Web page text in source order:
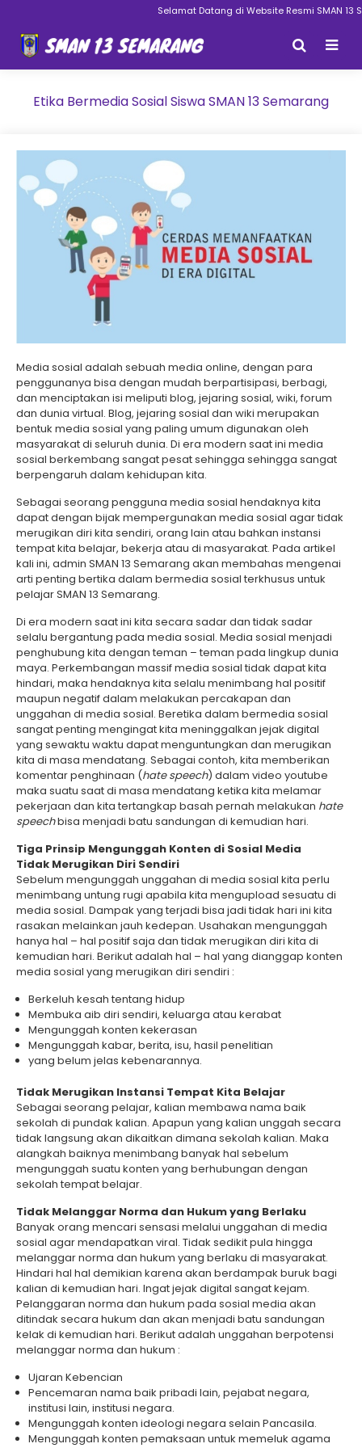
Selamat Datang di Website Resmi SMAN 13
Etika Bermedia Sosial Siswa SMAN 13 Semarang
Media sosial adalah sebuah media online, dengan para
penggunanya bisa dengan mudah berpartisipasi, berbagi,
dan menciptakan isi meliputi blog, jejaring sosial, wiki, forum
dan dunia virtual. Blog, jejaring sosial dan wiki merupakan
bentuk media sosial yang paling umum digunakan oleh
masyarakat di seluruh dunia. Di era modern saat ini media
sosial berkembang sangat pesat sehingga sehingga sangat
berpengaruh dalam kehidupan kita.
Sebagai seorang pengguna media sosial hendaknya kita
dapat dengan bijak mempergunakan media sosial agar tidak
merugikan diri kita sendiri, orang lain atau bahkan instansi
tempat kita belajar, bekerja atau di masyarakat. Pada artikel
kali ini, admin SMAN 13 Semarang akan membahas mengenai
arti penting bertika dalam bermedia sosial terkhusus untuk
pelajar SMAN 13 Semarang.
Di era modern saat ini kita secara sadar dan tidak sadar
selalu bergantung pada media sosial. Media sosial menjadi
penghubung kita dengan teman – teman pada lingkup dunia
maya. Perkembangan massif media sosial tidak dapat kita
hindari, maka hendaknya kita selalu menimbang hal positif
maupun negatif dalam melakukan percakapan dan
unggahan di media sosial. Beretika dalam bermedia sosial
sangat penting mengingat kita meninggalkan jejak digital
yang sewaktu waktu dapat menguntungkan dan merugikan
kita di masa mendatang. Sebagai contoh, kita memberikan
komentar penghinaan (hate speech) dalam video youtube
maka suatu saat di masa mendatang ketika kita melamar
pekerjaan dan kita tertangkap basah pernah melakukan hate
speechbisa menjadi batu sandungan di kemudian hari.
Tiga Prinsip Mengunggah Konten di Sosial Media
Tidak Merugikan Diri Sendiri
Sebelum mengunggah unggahan di media sosial kita perlu
menimbang untung rugi apabila kita mengupload sesuatu di
media sosial. Dampak yang terjadi bisa jadi tidak hari ini kita
rasakan melainkan jauh kedepan. Usahakan mengunggah
hanya hal – hal positif saja dan tidak merugikan diri kita di
kemudian hari. Berikut adalah hal – hal yang dianggap konten
media sosial yang merugikan diri sendiri :
Berkeluh kesah tentang hidup
Membuka aib diri sendiri, keluarga atau kerabat
Mengunggah konten kekerasan
Mengunggah kabar, berita, isu, hasil penelitian
yang belum jelas kebenarannya.
Tidak Merugikan Instansi Tempat Kita Belajar
Sebagai seorang pelajar, kalian membawa nama baik
sekolah di pundak kalian. Apapun yang kalian unggah secara
tidak langsung akan dikaitkan dimana sekolah kalian. Maka
alangkah baiknya menimbang banyak hal sebelum
mengunggah suatu konten yang berhubungan dengan
sekolah tempat belajar.
Tidak Melanggar Norma dan Hukum yang Berlaku
Banyak orang mencari sensasi melalui unggahan di media
sosial agar mendapatkan viral. Tidak sedikit pula hingga
melanggar norma dan hukum yang berlaku di masyarakat.
Hindari hal hal demikian karena akan berdampak buruk bagi
kalian di kemudian hari. Ingat jejak digital sangat kejam.
Pelanggaran norma dan hukum pada sosial media akan
ditindak secara hukum dan akan menjadi batu sandungan
kelak di kemudian hari. Berikut adalah unggahan berpotensi
melanggar norma dan hukum :
Ujaran Kebencian
Pencemaran nama baik pribadi lain, pejabat negara,
institusi lain, institusi negara.
Mengunggah konten ideologi negara selain Pancasila.
Mengunggah konten pemaksaan untuk memeluk agama